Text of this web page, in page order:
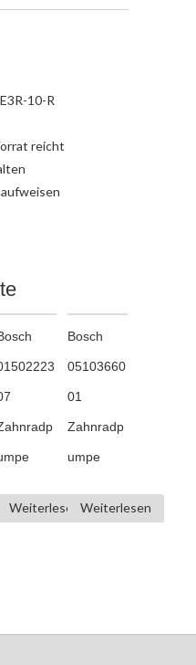
10-R
reicht
Weiterlesen
Bosch
05103660
01
Zahnradp
umpe
Weiterlesen